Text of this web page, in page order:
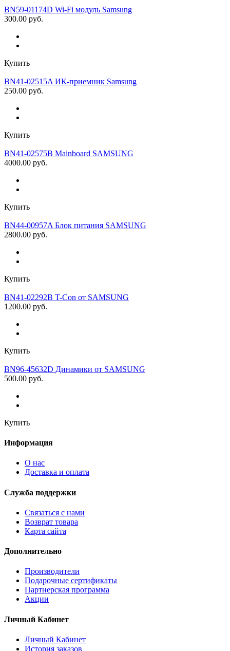
BN59-01174D Wi-Fi модуль Samsung
300.00 руб.
Купить
BN41-02515A ИК-приемник Samsung
250.00 руб.
Купить
BN41-02575B Mainboard SAMSUNG
4000.00 руб.
Купить
BN44-00957A Блок питания SAMSUNG
2800.00 руб.
Купить
BN41-02292B T-Con от SAMSUNG
1200.00 руб.
Купить
BN96-45632D Динамики от SAMSUNG
500.00 руб.
Купить
Информация
О нас
Доставка и оплата
Служба поддержки
Связаться с нами
Возврат товара
Карта сайта
Дополнительно
Производители
Подарочные сертификаты
Партнерская программа
Акции
Личный Кабинет
Личный Кабинет
История заказов